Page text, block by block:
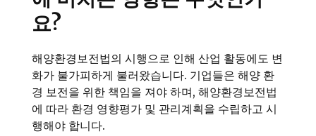
요?
해양환경보전법의 시행으로 인해 산업 활동에도 변
화가 불가피하게 불러왔습니다. 기업들은 해양 환
경 보전을 위한 책임을 져야 하며, 해양환경보전법
에 따라 환경 영향평가 및 관리계획을 수립하고 시
행해야 합니다.